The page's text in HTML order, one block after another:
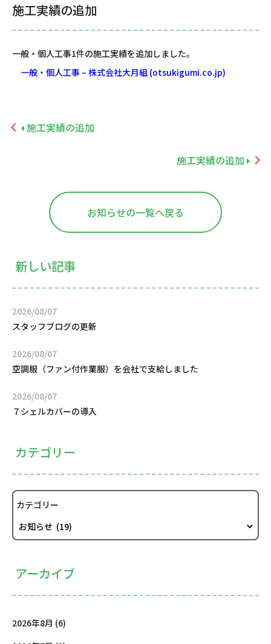
施工実績の追加
一般・個人工事1件の施工実績を追加しました。
一般・個人工事 – 株式会社大月組 (otsukigumi.co.jp)
施工実績の追加
施工実績の追加
お知らせの一覧へ戻る
新しい記事
スタッフブログの更新
2026/08/07
空調服（ファン付作業服）を会社で支給しました
2026/08/07
７シェルカバーの導入
2026/08/07
カテゴリー
カテゴリー
アーカイブ
2026年8月 (6)